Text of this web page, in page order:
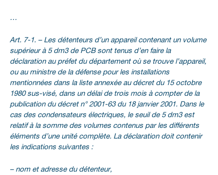
…
Art. 7-1. – Les détenteurs d’un appareil contenant un volume
supérieur à 5 dm3 de PCB sont tenus d’en faire la
déclaration au préfet du département où se trouve l’appareil,
ou au ministre de la défense pour les installations
mentionnées dans la liste annexée au décret du 15 octobre
1980 sus-visé, dans un délai de trois mois à compter de la
publication du décret n° 2001-63 du 18 janvier 2001. Dans le
cas des condensateurs électriques, le seuil de 5 dm3 est
relatif à la somme des volumes contenus par les différents
éléments d’une unité complète. La déclaration doit contenir
les indications suivantes :
– nom et adresse du détenteur,